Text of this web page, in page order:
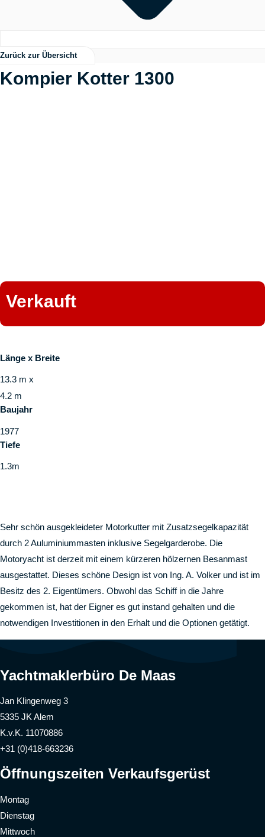
Zurück zur Übersicht
Kompier Kotter 1300
Verkauft
Länge x Breite
13.3 m x
4.2 m
Baujahr
1977
Tiefe
1.3m
Sehr schön ausgekleideter Motorkutter mit Zusatzsegelkapazität
durch 2 Auluminiummasten inklusive Segelgarderobe. Die
Motoryacht ist derzeit mit einem kürzeren hölzernen Besanmast
ausgestattet. Dieses schöne Design ist von Ing. A. Volker und ist im
Besitz des 2. Eigentümers. Obwohl das Schiff in die Jahre
gekommen ist, hat der Eigner es gut instand gehalten und die
notwendigen Investitionen in den Erhalt und die Optionen getätigt.
Yachtmaklerbüro De Maas
Jan Klingenweg 3
5335 JK Alem
K.v.K. 11070886
+31 (0)418-663236
Öffnungszeiten Verkaufsgerüst
Montag
Dienstag
Mittwoch